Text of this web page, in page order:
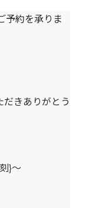
予約を承りま
きありがとう
}〜